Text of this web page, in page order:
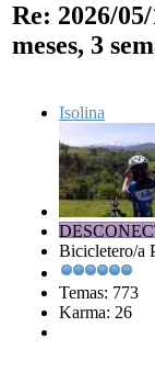
Re: 2026/
meses, 3
Isolina
Bicicletero/a
Temas: 773
Karma: 26